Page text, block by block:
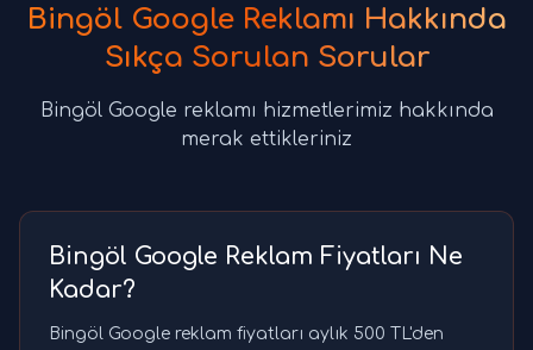
Bingöl Google Reklamı Hakkında
Sıkça Sorulan Sorular
Bingöl Google reklamı hizmetlerimiz hakkında
merak ettikleriniz
Bingöl Google Reklam Fiyatları Ne
Kadar?
Bingöl Google reklam fiyatları aylık 500 TL'den